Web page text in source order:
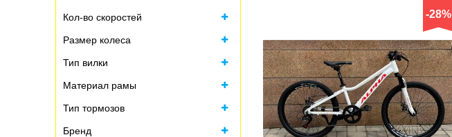
XL = рост 185-195 (7)
Кол-во скоростей
Размер колеса
Тип вилки
Материал рамы
Тип тормозов
Бренд
-28%